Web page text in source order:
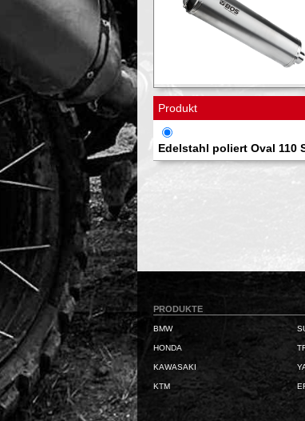
Produkt
Edelstahl poliert Oval 110
PRODUKTE
BMW
HONDA
KAWASAKI
KTM